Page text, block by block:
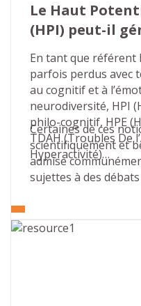
Le Haut
(HPI) peut-il
situations de
En tant que référent
parfois perdus avec
au cognitif et à
neurodiversité, HPI
philo-cognitif, HPE
TDAH (Troubles De
Hyperactivité)…
Certaines de ces
scientifiquement et
admise
sujettes à des